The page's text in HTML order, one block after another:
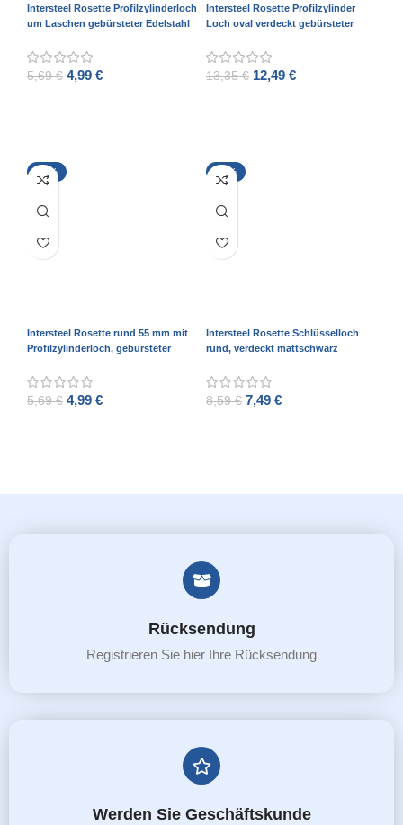
Intersteel Rosette Profilzylinderloch
um Laschen gebürsteter Edelstahl
5,69€ 4,99 €
Intersteel Rosette Profilzylinder
Loch oval verdeckt gebürsteter
13,35€ 12,49 €
-12%
Intersteel Rosette rund 55 mm mit
Profilzylinderloch, gebürsteter
5,69€ 4,99 €
-13%
Intersteel Rosette Schlüsselloch
rund, verdeckt mattschwarz
8,59€ 7,49 €
Rücksendung
Registrieren Sie hier Ihre Rücksendung
Werden Sie Geschäftskunde